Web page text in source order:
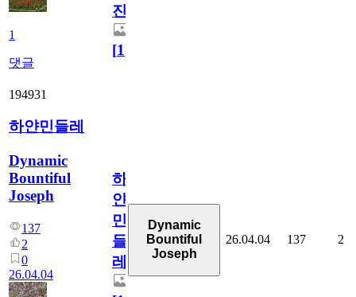
1
댓글
진
[1]
194931
하얀민들레
Dynamic
Bountiful
Joseph
137
2
0
26.04.04
하
얀
민
들
레
Dynamic
Bountiful
Joseph
26.04.04 137 2